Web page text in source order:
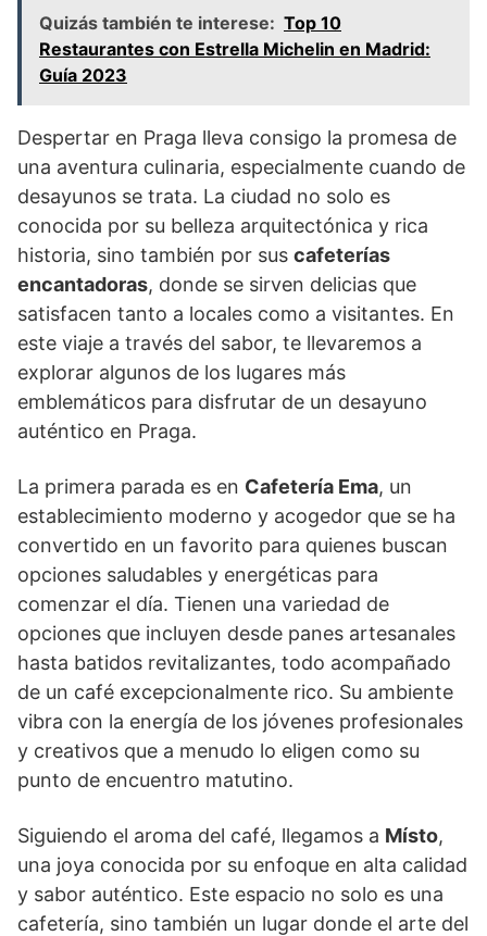
Quizás también te interese: Top 10
Restaurantes con Estrella Michelin en Madrid:
Guía 2023
Despertar en Praga lleva consigo la promesa de
una aventura culinaria, especialmente cuando de
desayunos se trata. La ciudad no solo es
conocida por su belleza arquitectónica y rica
historia, sino también por sus cafeterías
encantadoras, donde se sirven delicias que
satisfacen tanto a locales como a visitantes. En
este viaje a través del sabor, te llevaremos a
explorar algunos de los lugares más
emblemáticos para disfrutar de un desayuno
auténtico en Praga.
La primera parada es en Cafetería Ema, un
establecimiento moderno y acogedor que se ha
convertido en un favorito para quienes buscan
opciones saludables y energéticas para
comenzar el día. Tienen una variedad de
opciones que incluyen desde panes artesanales
hasta batidos revitalizantes, todo acompañado
de un café excepcionalmente rico. Su ambiente
vibra con la energía de los jóvenes profesionales
y creativos que a menudo lo eligen como su
punto de encuentro matutino.
Siguiendo el aroma del café, llegamos a Místo,
una joya conocida por su enfoque en alta calidad
y sabor auténtico. Este espacio no solo es una
cafetería, sino también un lugar donde el arte del